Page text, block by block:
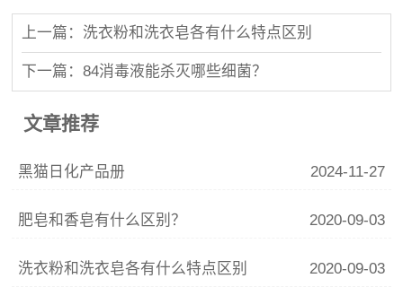
上一篇：洗衣粉和洗衣皂各有什么特点区别
下一篇：84消毒液能杀灭哪些细菌？
文章推荐
黑猫日化产品册 2024-11-27
肥皂和香皂有什么区别？ 2020-09-03
洗衣粉和洗衣皂各有什么特点区别 2020-09-03